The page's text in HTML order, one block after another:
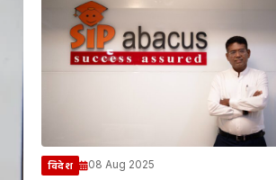
विदेश 08 Aug 2025